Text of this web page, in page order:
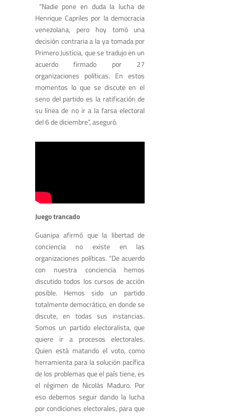
“Nadie pone en duda la lucha de
Henrique Capriles por la democracia
venezolana, pero hoy tomó una
decisión contraria a la ya tomada por
Primero Justicia, que se tradujo en un
acuerdo firmado por 27
organizaciones políticas. En estos
momentos lo que se discute en el
seno del partido es la ratificación de
su línea de no ir a la farsa electoral
del 6 de diciembre”, aseguró.
Juego trancado
Guanipa afirmó que la libertad de
conciencia no existe en las
organizaciones políticas. “De acuerdo
con nuestra conciencia hemos
discutido todos los cursos de acción
posible. Hemos sido un partido
totalmente democrático, en donde se
discute, en todas sus instancias.
Somos un partido electoralista, que
quiere ir a procesos electorales.
Quien está matando el voto, como
herramienta para la solución pacífica
de los problemas que el país tiene, es
el régimen de Nicolás Maduro. Por
eso debemos seguir dando la lucha
por condiciones electorales, para que